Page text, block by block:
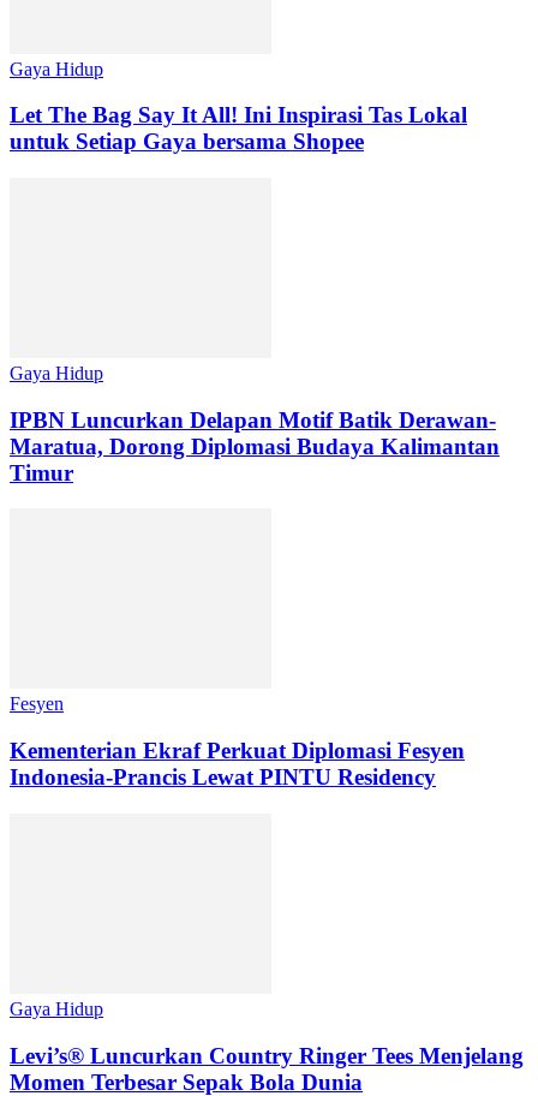
Gaya Hidup
Let The Bag Say It All! Ini Inspirasi Tas Lokal
untuk Setiap Gaya bersama Shopee
Gaya Hidup
IPBN Luncurkan Delapan Motif Batik Derawan-
Maratua, Dorong Diplomasi Budaya Kalimantan
Timur
Fesyen
Kementerian Ekraf Perkuat Diplomasi Fesyen
Indonesia-Prancis Lewat PINTU Residency
Gaya Hidup
Levi’s® Luncurkan Country Ringer Tees Menjelang
Momen Terbesar Sepak Bola Dunia